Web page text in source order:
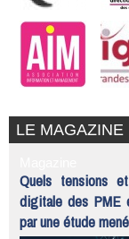
LE MAGAZINE
Quels tensions
digitale des PME
par une étude